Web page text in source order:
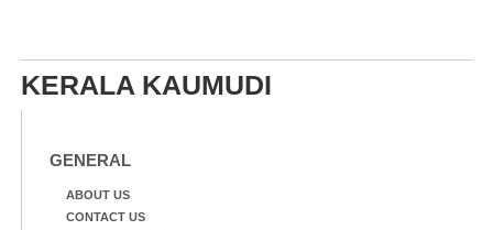
KERALA KAUMUDI
GENERAL
ABOUT US
CONTACT US